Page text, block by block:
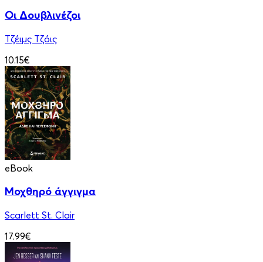
Οι Δουβλινέζοι
Τζέιμς Τζόις
10.15€
eBook
Μοχθηρό άγγιγμα
Scarlett St. Clair
17.99€